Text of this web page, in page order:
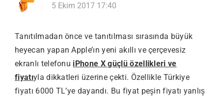
5 Ekim 2017 17:40
Tanıtılmadan önce ve tanıtılması sırasında büyük
heyecan yapan Apple’ın yeni akıllı ve çerçevesiz
ekranlı telefonu iPhone X güçlü özellikleri ve
fiyatıyla dikkatleri üzerine çekti. Özellikle Türkiye
fiyatı 6000 TL’ye dayandı. Bu fiyat peşin fiyatı yanlış